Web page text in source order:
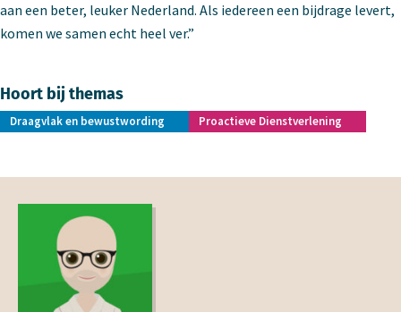
aan een beter, leuker Nederland. Als iedereen een bijdrage levert,
komen we samen echt heel ver.”
Hoort bij themas
Draagvlak en bewustwording Proactieve Dienstverlening